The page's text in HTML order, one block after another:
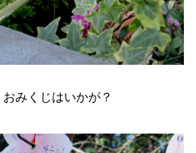
みくじはいかが？